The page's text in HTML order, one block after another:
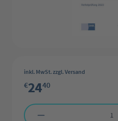
inkl. MwSt. zzgl. Versand
€2440
Produkt Anzahl: Gib den